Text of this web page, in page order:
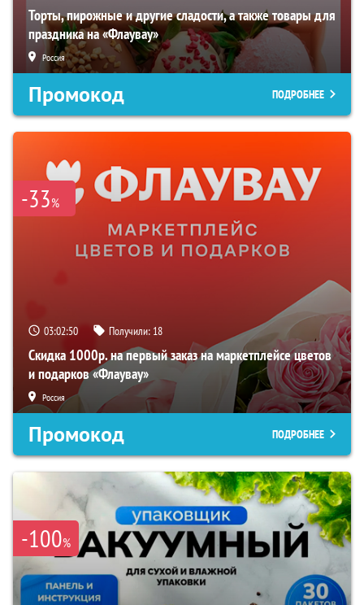
Торты, пирожные и другие сладости, а также товары для
праздника на «Флаувау»
Россия
Промокод ПОДРОБНЕЕ
-33%
03:02:49 Получили: 18
Скидка 1000р. на первый заказ на маркетплейсе цветов
и подарков «Флаувау»
Россия
Промокод ПОДРОБНЕЕ
-100%